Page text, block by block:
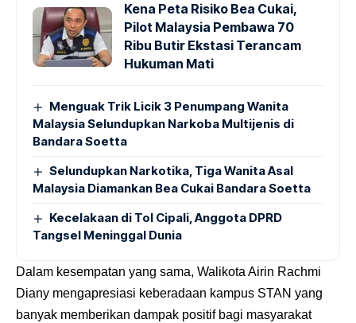
Kena Peta Risiko Bea Cukai,
Pilot Malaysia Pembawa 70
Ribu Butir Ekstasi Terancam
Hukuman Mati
Menguak Trik Licik 3 Penumpang Wanita
Malaysia Selundupkan Narkoba Multijenis di
Bandara Soetta
Selundupkan Narkotika, Tiga Wanita Asal
Malaysia Diamankan Bea Cukai Bandara Soetta
Kecelakaan di Tol Cipali, Anggota DPRD
Tangsel Meninggal Dunia
Dalam kesempatan yang sama, Walikota Airin Rachmi
Diany mengapresiasi keberadaan kampus STAN yang
banyak memberikan dampak positif bagi masyarakat